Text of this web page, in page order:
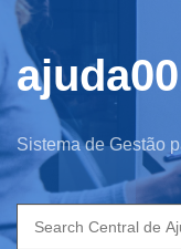
Sistema de Gestão
Search